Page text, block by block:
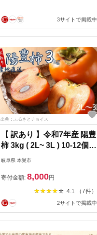
3サイトで掲載中
出典：ふるさとチョイス
【 訳あり 】令和7年産 陽豊
柿 3kg ( 2L~ 3L ) 10-12個
カキ かき 果物 くだもの フ
キズ 色ムラ 家庭用規格 の
ため 訳アリ わけあり 自宅
用 家庭用 岐阜県 本巣市 高
橋柿ファーム 先行予約 11
月上旬～ 発送予定 8000円
岐阜県 本巣市
寄付金額: 8,000円
4.1 （7件）
2サイトで掲載中